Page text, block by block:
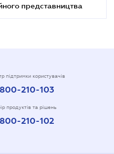
представництва
підтримки користувачів
210-103
продуктів та рішень
210-102